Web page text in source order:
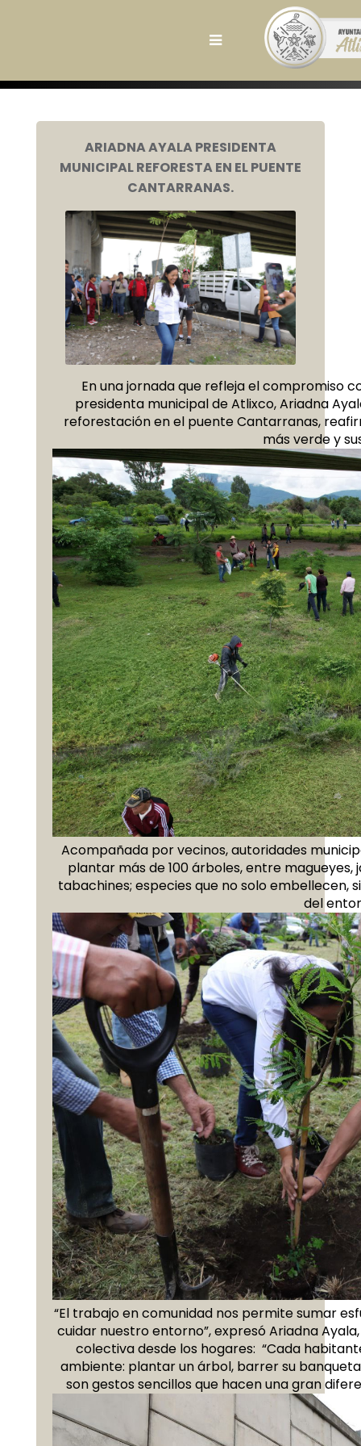
ARIADNA AYALA PRESIDENTA
MUNICIPAL REFORESTA EN EL PUENTE
CANTARRANAS.
En una jornada que refleja el compromiso
presidenta municipal de Atlixco, Ariadna
reforestación en el puente Cantarranas,
más verde y
Acompañada por vecinos, autoridades
plantar más de 100 árboles, entre
tabachines; especies que no solo embellecen,
del
“El trabajo en comunidad nos permite sumar
cuidar nuestro entorno”, expresó Ariadna
colectiva desde los hogares: “Cada
ambiente: plantar un árbol, barrer su
son gestos sencillos que hacen una gran
Solidaridad:Trabajar juntos para
transformar a Atlixco.
Servicio:Emprender todos los
encargos con vocación y entusiasmo.
Justicia Social:Honrar en todo
momento el compromiso con la
ciudadanía y con los que más lo
necesitan.
Disciplina:
Realizar todas las
Participa activamente en la
consecución de un mejor entorno
para todas y todos, mediante la
identificación de problemas públicos y
propuestas de solución.
Desde la observancia de la ley, ayuda